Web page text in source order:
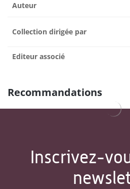
Auteur
Collection dirigée par
Editeur associé
Recommandations
Inscrivez-